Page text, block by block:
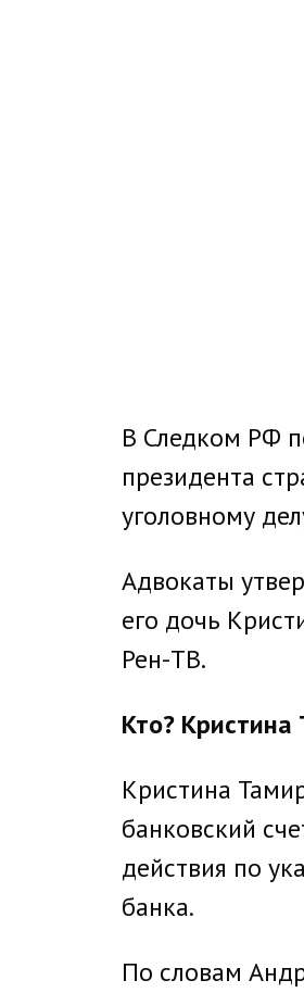
В Следком РФ
президента
уголовному
Адвокаты
его дочь
Рен-ТВ.
Кто? Кристина
Кристина
банковский
действия по
банка.
По словам